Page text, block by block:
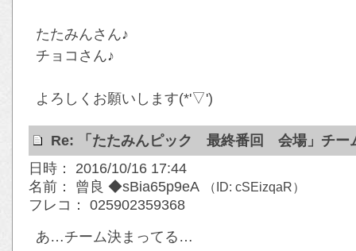
たたみんさん♪
チョコさん♪
よろしくお願いします(*'▽')
Re: 「たたみんピック 最終番回 会場」チー
日時： 2016/10/16 17:44
名前： 曾良 ◆sBia65p9eA
（ID: cSEizqaR）
フレコ： 025902359368
あ…チーム決まってる…